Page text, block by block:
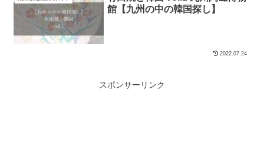
館【九州の中の韓国探し】
2022.07.24
スポンサーリンク